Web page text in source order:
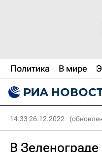
Политика В мире
14:33 26.12.2022
В